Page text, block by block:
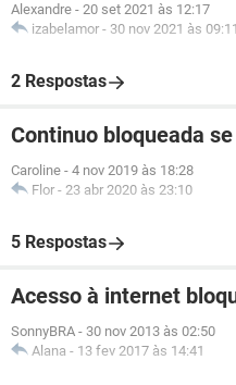
Alexandre - 20 set 2021 às 12:17
izabelamor - 30 nov 2021 às 09:11
2 Respostas
Continuo bloqueada
Caroline - 4 nov 2019 às 18:28
Flor - 23 abr 2020 às 23:10
5 Respostas
Acesso à internet
SonnyBRA - 30 nov 2013 às 02:50
Alana - 13 fev 2017 às 14:41